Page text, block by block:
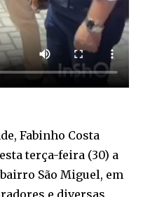
Fabinho Costa
terça-feira (30) a
São Miguel, em
e diversas